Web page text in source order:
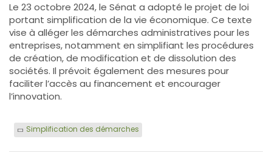
Le 23 octobre 2024, le Sénat a adopté le projet de loi
portant simplification de la vie économique. Ce texte
vise à alléger les démarches administratives pour les
entreprises, notamment en simplifiant les procédures
de création, de modification et de dissolution des
sociétés. Il prévoit également des mesures pour
faciliter l’accès au financement et encourager
l’innovation.
Simplification des démarches